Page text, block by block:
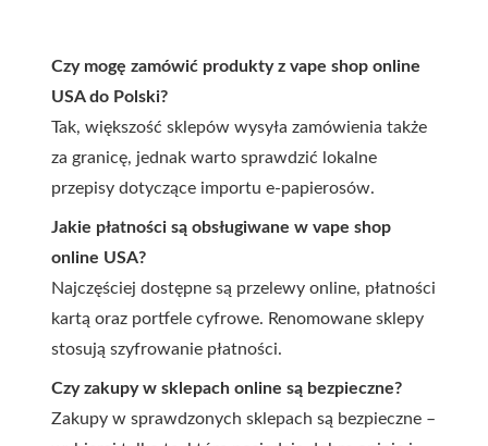
Czy mogę zamówić produkty z vape shop online
USA do Polski?
Tak, większość sklepów wysyła zamówienia także
za granicę, jednak warto sprawdzić lokalne
przepisy dotyczące importu e-papierosów.
Jakie płatności są obsługiwane w vape shop
online USA?
Najczęściej dostępne są przelewy online, płatności
kartą oraz portfele cyfrowe. Renomowane sklepy
stosują szyfrowanie płatności.
Czy zakupy w sklepach online są bezpieczne?
Zakupy w sprawdzonych sklepach są bezpieczne –